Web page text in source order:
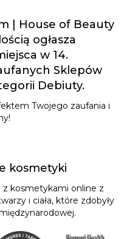
| House of Beauty
ogłasza
w 14.
Sklepów
Debiuty.
Twojego zaufania i
kosmetyki
kosmetykami online z
i ciała, które zdobyły